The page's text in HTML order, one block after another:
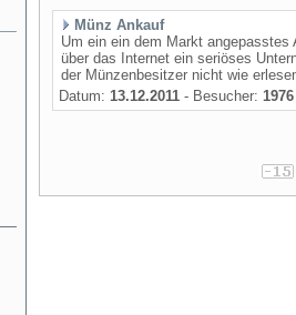
Münz Ankauf
Um ein ein dem Markt
über das Internet ein seriöses
der Münzenbesitzer nicht wie
Datum: 13.12.2011 - Besucher: 1976